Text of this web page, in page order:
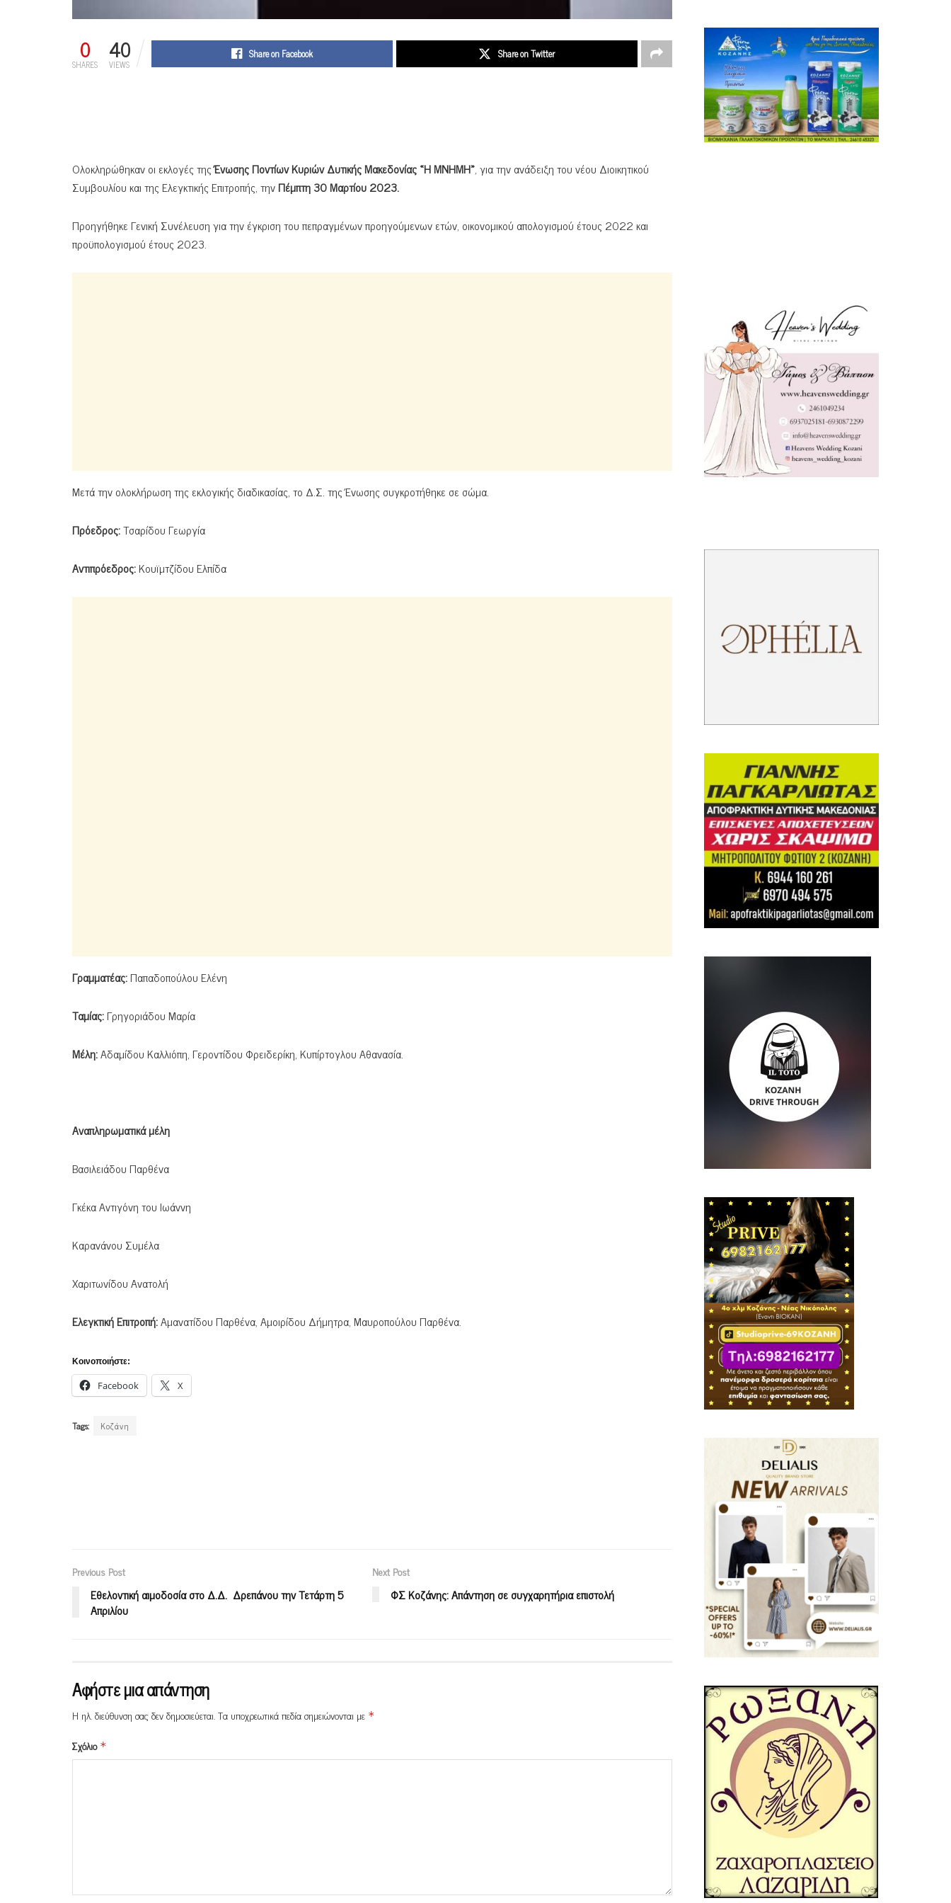
0
SHARES 40
VIEWS
Share on Facebook Share on Twitter
Ολοκληρώθηκαν οι εκλογές τηςΈνωσης Ποντίων Κυριών Δυτικής Μακεδονίας «Η ΜΝΗΜΗ», για την ανάδειξη του νέου Διοικητικού
Συμβουλίου και της Ελεγκτικής Επιτροπής, τηνΠέμπτη 30 Μαρτίου 2023.
Προηγήθηκε Γενική Συνέλευση για την έγκριση του πεπραγμένων προηγούμενων ετών, οικονομικού απολογισμού έτους 2022 και
προϋπολογισμού έτους 2023.
Μετά την ολοκλήρωση της εκλογικής διαδικασίας, το Δ.Σ. της Ένωσης συγκροτήθηκε σε σώμα.
Πρόεδρος:Τσαρίδου Γεωργία
Αντιπρόεδρος:Κουϊμτζίδου Ελπίδα
Γραμματέας:Παπαδοπούλου Ελένη
Ταμίας:Γρηγοριάδου Μαρία
Μέλη:Αδαμίδου Καλλιόπη, Γεροντίδου Φρειδερίκη, Κυπίρτογλου Αθανασία.
Αναπληρωματικά μέλη
Βασιλειάδου Παρθένα
Γκέκα Αντιγόνη του Ιωάννη
Καρανάνου Συμέλα
Χαριτωνίδου Ανατολή
Ελεγκτική Επιτροπή:Αμανατίδου Παρθένα, Αμοιρίδου Δήμητρα, Μαυροπούλου Παρθένα.
Κοινοποιήστε:
Facebook X
Tags: Κοζάνη
Previous Post
Εθελοντική αιμοδοσία στο Δ.Δ. Δρεπάνου την Τετάρτη 5
Απριλίου
Next Post
ΦΣ Κοζάνης: Απάντηση σε συγχαρητήρια επιστολή
Αφήστε μια απάντηση
Η ηλ. διεύθυνση σας δεν δημοσιεύεται.Τα υποχρεωτικά πεδία σημειώνονται με *
Σχόλιο *